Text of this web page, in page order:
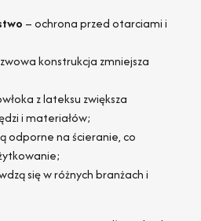
– ochrona przed otarciami i
konstrukcja zmniejsza
z lateksu zwiększa
i materiałów;
odporne na ścieranie, co
się w różnych branżach i